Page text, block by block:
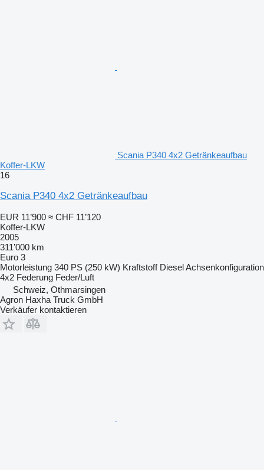
Scania P340 4x2 Getränkeaufbau
Koffer-LKW
16
Scania P340 4x2 Getränkeaufbau
EUR 11’900 ≈ CHF 11’120
Koffer-LKW
2005
311’000 km
Euro 3
Motorleistung 340 PS (250 kW) Kraftstoff DieselAchsenkonfiguration
4x2 Federung Feder/Luft
Schweiz, Othmarsingen
Agron Haxha Truck GmbH
Verkäufer kontaktieren